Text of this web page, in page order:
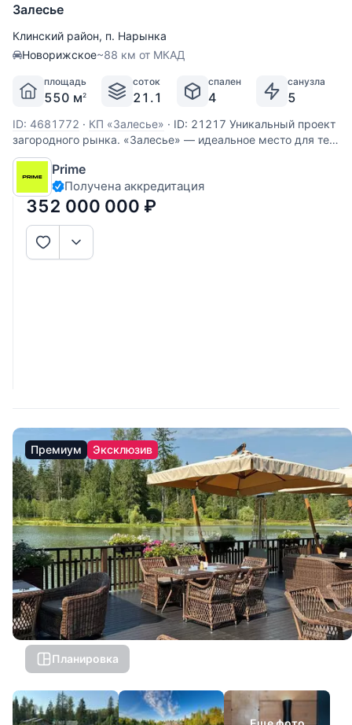
Залесье
Клинский район, п. Нарынка
Новорижское~88 км от МКАД
площадь
550 м2
соток
21.1
спален
4
санузла
5
ID: 4681772 · КП «Залесье» · ID: 21217 Уникальный проект
загородного рынка. «Залесье» — идеальное место для тех,
кто тщательно выбирает круг общения. На территории
построен Клубный дом с роскошной дизайнерской
гостиной и рестораном авторской кухни. Здесь можно
провести
Prime
Получена аккредитация
352 000 000 ₽
Премиум Эксклюзив
Планировка